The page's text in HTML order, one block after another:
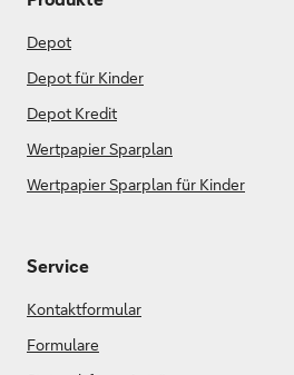
Depot
Depot für Kinder
Depot Kredit
Wertpapier Sparplan
Wertpapier Sparplan für Kinder
Service
Kontaktformular
Formulare